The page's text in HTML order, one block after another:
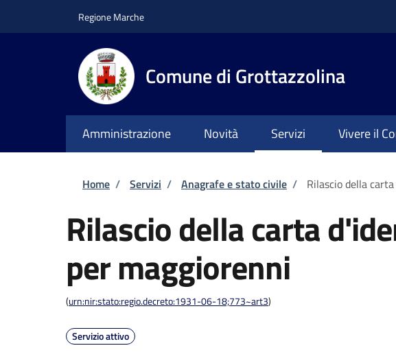
Regione Marche
Comune di Grottazzolina
Amministrazione Novità Servizi Vivere il
Briciole di pane
Home / Servizi / Anagrafe e stato civile / Rilascio della
Rilascio della carta
per maggiorenni
(urn:nir:stato:regio.decreto:1931-06-18;773~art3)
Servizio attivo